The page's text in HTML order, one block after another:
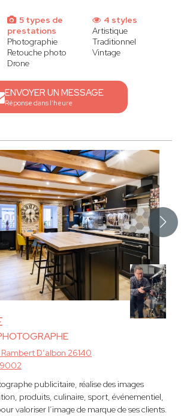
5 types de
prestations
Photographie
Retouche photo
Drone
4 styles
Artistique
Traditionnel
Vintage
ENVOYER UN MESSAGE
Réponse dans l'heure
D’albon 26140
publicitaire, réalise des images
produits, culinaire, sport, événementiel,
valoriser l’image de marque de ses clients.